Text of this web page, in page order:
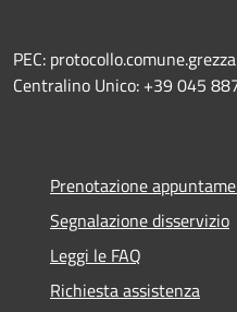
PEC:
Centralino Unico: +39 045
Prenotazione
Segnalazione disservizio
Leggi le FAQ
Richiesta assistenza